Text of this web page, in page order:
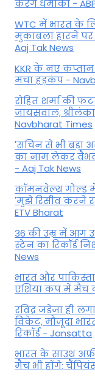
करेंगे धमाका -
WTC में भारत के
मुकाबला हारने
Aaj Tak News
KKR के नए कप्तान
मचा हड़कंप -
रोहित शर्मा की
जायसवाल,
Navbharat Times
'सचिन से भी बड़ा
का नाम लेकर वैभव
- Aaj Tak News
कॉमनवेल्थ गोल्ड
'मुझे रिसीव करने
ETV Bharat
36 की उम्र में आग
स्टेन का रिकॉर्ड
News
भारत और
एशिया कप में मैच
रविंद्र जडेजा ही
विकेट, मौजूदा
रिकॉर्ड - Jansatta
भारत के साउथ
मैच भी होंगे;